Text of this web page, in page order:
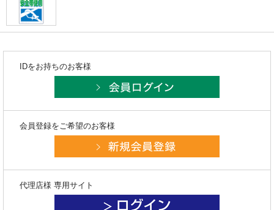
IDをお持ちのお客様
会員登録をご希望のお客様
代理店様 専用サイト